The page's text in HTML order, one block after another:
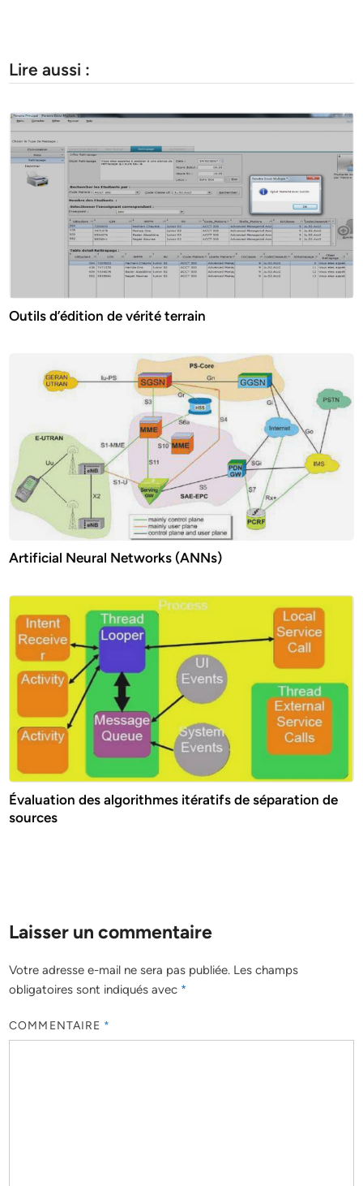
Lire aussi :
Outils d’édition de vérité terrain
Artificial Neural Networks (ANNs)
Évaluation des algorithmes itératifs de séparation de
sources
Laisser un commentaire
Votre adresse e-mail ne sera pas publiée. Les champs
obligatoires sont indiqués avec *
COMMENTAIRE *